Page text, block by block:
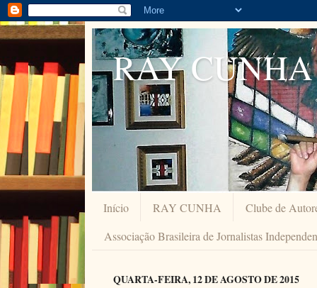
RAY CUNHA
Início RAY CUNHA
Clube de
Associação Brasileira de Jornalistas
QUARTA-FEIRA, 12 DE AGOSTO DE 2015